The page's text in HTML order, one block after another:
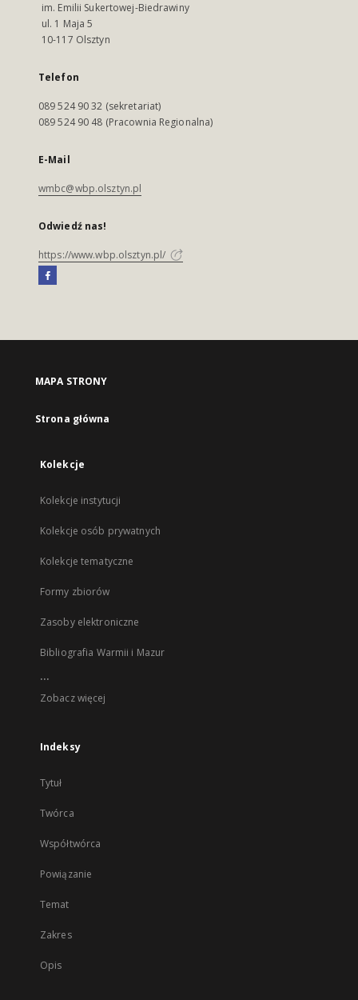
im. Emilii Sukertowej-Biedrawiny
ul. 1 Maja 5
10-117 Olsztyn
Telefon
089 524 90 32 (sekretariat)
089 524 90 48 (Pracownia Regionalna)
E-Mail
wmbc@wbp.olsztyn.pl
Odwiedź nas!
https://www.wbp.olsztyn.pl/
MAPA STRONY
Strona główna
Kolekcje
Kolekcje instytucji
Kolekcje osób prywatnych
Kolekcje tematyczne
Formy zbiorów
Zasoby elektroniczne
Bibliografia Warmii i Mazur
...
Zobacz więcej
Indeksy
Tytuł
Twórca
Współtwórca
Powiązanie
Temat
Zakres
Opis